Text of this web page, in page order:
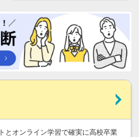
とオンライン学習で確実に高校卒業